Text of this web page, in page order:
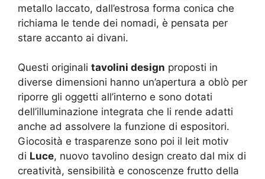
metallo laccato, dall’estrosa forma conica che
richiama le tende dei nomadi, è pensata per
stare accanto ai divani.
Questi originali tavolini design proposti in
diverse dimensioni hanno un’apertura a oblò per
riporre gli oggetti all’interno e sono dotati
dell’illuminazione integrata che li rende adatti
anche ad assolvere la funzione di espositori.
Giocosità e trasparenze sono poi il leit motiv
di Luce, nuovo tavolino design creato dal mix di
creatività, sensibilità e conoscenze frutto della